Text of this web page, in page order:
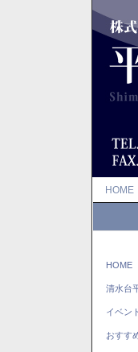
HOME
HOME
清水台
イベン
おすす